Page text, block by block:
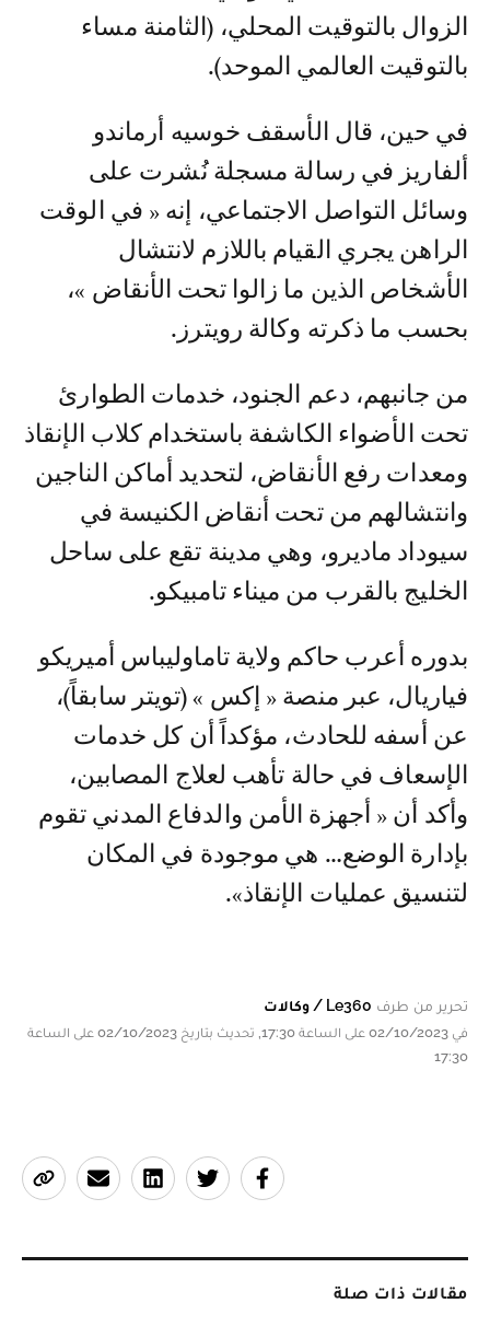
الزوال بالتوقيت المحلي، (الثامنة مساء
بالتوقيت العالمي الموحد).
في حين، قال الأسقف خوسيه أرماندو
ألفاريز في رسالة مسجلة نُشرت على
وسائل التواصل الاجتماعي، إنه « في الوقت
الراهن يجري القيام باللازم لانتشال
الأشخاص الذين ما زالوا تحت الأنقاض »،
بحسب ما ذكرته وكالة رويترز.
من جانبهم، دعم الجنود، خدمات الطوارئ
تحت الأضواء الكاشفة باستخدام كلاب الإنقاذ
ومعدات رفع الأنقاض، لتحديد أماكن الناجين
وانتشالهم من تحت أنقاض الكنيسة في
سيوداد ماديرو، وهي مدينة تقع على ساحل
الخليج بالقرب من ميناء تامبيكو.
بدوره أعرب حاكم ولاية تاماوليباس أميريكو
فياريال، عبر منصة « إكس » (تويتر سابقاً)،
عن أسفه للحادث، مؤكداً أن كل خدمات
الإسعاف في حالة تأهب لعلاج المصابين،
وأكد أن « أجهزة الأمن والدفاع المدني تقوم
بإدارة الوضع… هي موجودة في المكان
لتنسيق عمليات الإنقاذ».
تحرير من طرف Le360 / وكالات
في 02/10/2023 على الساعة 17:30, تحديث بتاريخ 02/10/2023 على الساعة
17:30
مقالات ذات صلة